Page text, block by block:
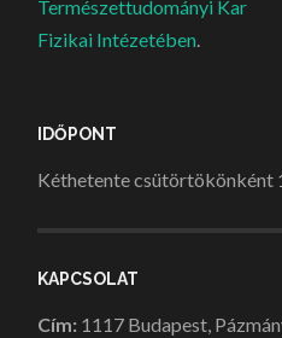
Természettudományi Kar
Fizikai Intézetében
IDŐPONT
Kéthetente csütörtökönként
KAPCSOLAT
Cím: 1117 Budapest,